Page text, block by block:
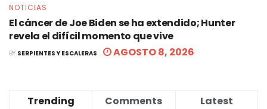
NOTICIAS
El cáncer de Joe Biden se ha extendido; Hunter
revela el difícil momento que vive
BY SERPIENTES Y ESCALERAS AGOSTO 8, 2026
Trending Comments Latest